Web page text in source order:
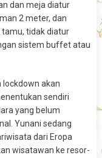
dan meja diatur
2 meter, dan
tidak diatur
sistem buffet atau
lockdown akan
sendiri
yang belum
Yunani sedang
dari Eropa
wisatawan ke resor-